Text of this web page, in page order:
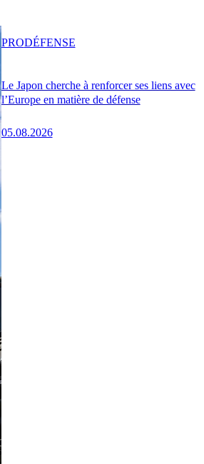
Le Japon cherche à renforcer ses liens avec
l’Europe en matière de défense
05.08.2026
PRODÉFENSE